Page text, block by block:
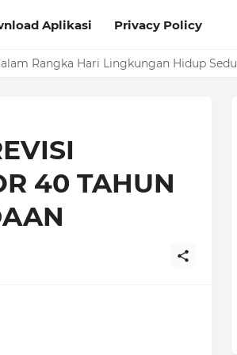
Aplikasi Privacy Policy
Rangka Hari Lingkungan Hidup
40 TAHUN